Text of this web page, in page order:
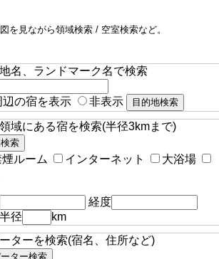
を見ながら領域検索 / 空室検索など。
名、ランドマーク名で検索
辺の宿を表示 非表示
域にある宿を検索(半径3kmまで)
ルーム インターネット
大浴場
経度
径
km
ターを検索(宿名、住所など)